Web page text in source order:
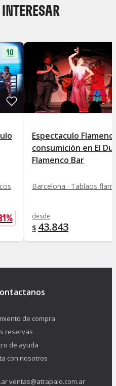
10
%
Espectaculo
consumición en El
Flamenco Bar
Barcelona · Tablaos
desde
$ 43.843
de compra
reservas
de ayuda
con nosotros
ventas@atrapalo.com.ar